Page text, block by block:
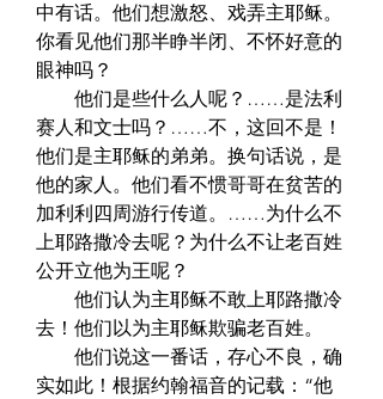
中有话。他们想激怒、戏弄主耶稣。
你看见他们那半睁半闭、不怀好意的
眼神吗？
他们是些什么人呢？……是法利
赛人和文士吗？……不，这回不是！
他们是主耶稣的弟弟。换句话说，是
他的家人。他们看不惯哥哥在贫苦的
加利利四周游行传道。……为什么不
上耶路撒冷去呢？为什么不让老百姓
公开立他为王呢？
他们认为主耶稣不敢上耶路撒冷
去！他们以为主耶稣欺骗老百姓。
他们说这一番话，存心不良，确
实如此！根据约翰福音的记载：“他